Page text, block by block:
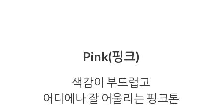
Pink(핑크)
색감이 부드럽고
어디에나 잘 어울리는 핑크톤